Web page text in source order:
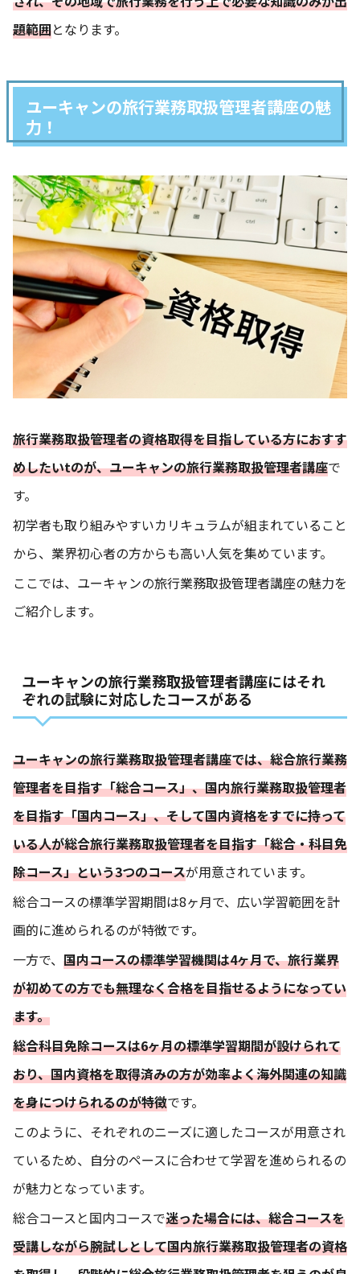
題範囲となります。
ユーキャンの旅行業務取扱管理者講座の魅
力！
旅行業務取扱管理者の資格取得を目指している方におすす
めしたいtのが、ユーキャンの旅行業務取扱管理者講座で
す。
初学者も取り組みやすいカリキュラムが組まれていること
から、業界初心者の方からも高い人気を集めています。
ここでは、ユーキャンの旅行業務取扱管理者講座の魅力を
ご紹介します。
ユーキャンの旅行業務取扱管理者講座にはそれ
ぞれの試験に対応したコースがある
ユーキャンの旅行業務取扱管理者講座では、総合旅行業務
管理者を目指す「総合コース」、国内旅行業務取扱管理者
を目指す「国内コース」、そして国内資格をすでに持って
いる人が総合旅行業務取扱管理者を目指す「総合・科目免
除コース」という3つのコースが用意されています。
総合コースの標準学習期間は8ヶ月で、広い学習範囲を計
画的に進められるのが特徴です。
一方で、 国内コースの標準学習機関は4ヶ月で、旅行業界
が初めての方でも無理なく合格を目指せるようになってい
ます。
総合科目免除コースは6ヶ月の標準学習期間が設けられて
おり、国内資格を取得済みの方が効率よく海外関連の知識
を身につけられるのが特徴です。
このように、それぞれのニーズに適したコースが用意され
ているため、自分のペースに合わせて学習を進められるの
が魅力となっています。
総合コースと国内コースで迷った場合には、総合コースを
受講しながら腕試しとして国内旅行業務取扱管理者の資格